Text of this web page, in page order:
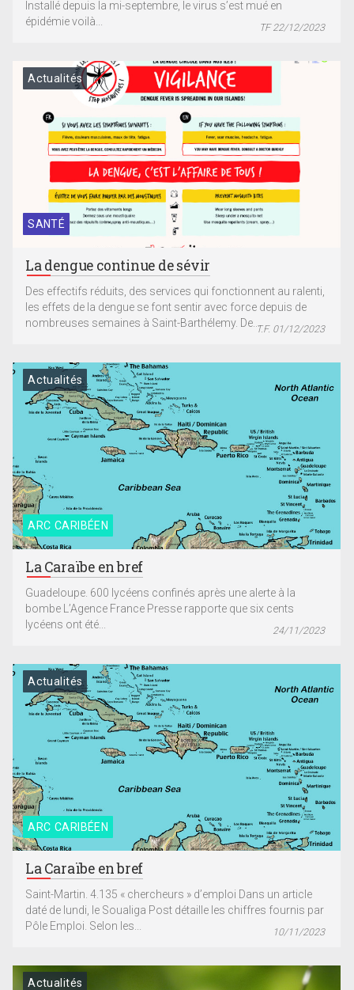
Installé depuis la mi-septembre, le virus s’est mué en
épidémie voilà...
TF 22/12/2023
SANTÉ
Actualités
La dengue continue de sévir
Des effectifs réduits, des services qui fonctionnent au ralenti,
les effets de la dengue se font sentir avec force depuis de
nombreuses semaines à Saint-Barthélemy. De...T.F. 01/12/2023
ARC CARIBÉEN
Actualités
La Caraïbe en bref
Guadeloupe. 600 lycéens confinés après une alerte à la
bombe L’Agence France Presse rapporte que six cents
lycéens ont été...
24/11/2023
ARC CARIBÉEN
Actualités
La Caraïbe en bref
Saint-Martin. 4.135 « chercheurs » d’emploi Dans un article
daté de lundi, le Soualiga Post détaille les chiffres fournis par
Pôle Emploi. Selon les...
10/11/2023
Actualités